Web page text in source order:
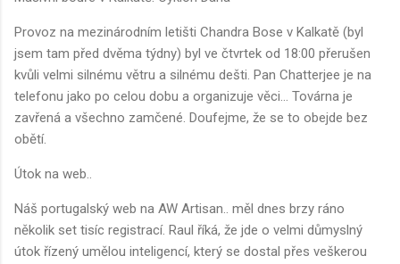
Provoz na mezinárodním letišti Chandra Bose v Kalkatě (byl
jsem tam před dvěma týdny) byl ve čtvrtek od 18:00 přerušen
kvůli velmi silnému větru a silnému dešti. Pan Chatterjee je na
telefonu jako po celou dobu a organizuje věci... Továrna je
zavřená a všechno zamčené. Doufejme, že se to obejde bez
obětí.
Útok na web..
Náš portugalský web na AW Artisan.. měl dnes brzy ráno
několik set tisíc registrací. Raul říká, že jde o velmi důmyslný
útok řízený umělou inteligencí, který se dostal přes veškerou